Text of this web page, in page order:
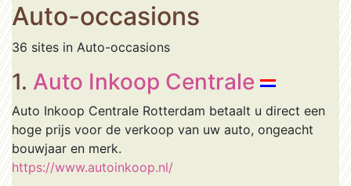
Auto-occasions
36 sites in Auto-occasions
1. Auto Inkoop Centrale
Auto Inkoop Centrale Rotterdam betaalt u direct een
hoge prijs voor de verkoop van uw auto, ongeacht
bouwjaar en merk.
https://www.autoinkoop.nl/